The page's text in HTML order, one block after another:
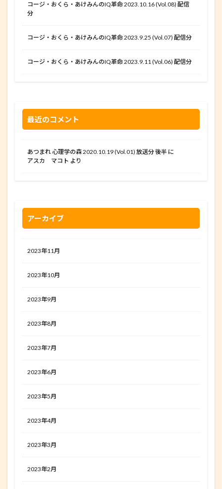
コージ・おくら・あけみんのIQ革命 2023.10.16 (Vol.08) 配信
分
コージ・おくら・あけみんのIQ革命 2023.9.25 (Vol.07) 配信分
コージ・おくら・あけみんのIQ革命 2023.9.11 (Vol.06) 配信分
最近のコメント
あつまれ 心理学の森 2020.10.19 (Vol.01) 放送分 後半 に
アスカ マコト より
アーカイブ
2023年11月
2023年10月
2023年9月
2023年8月
2023年7月
2023年6月
2023年5月
2023年4月
2023年3月
2023年2月